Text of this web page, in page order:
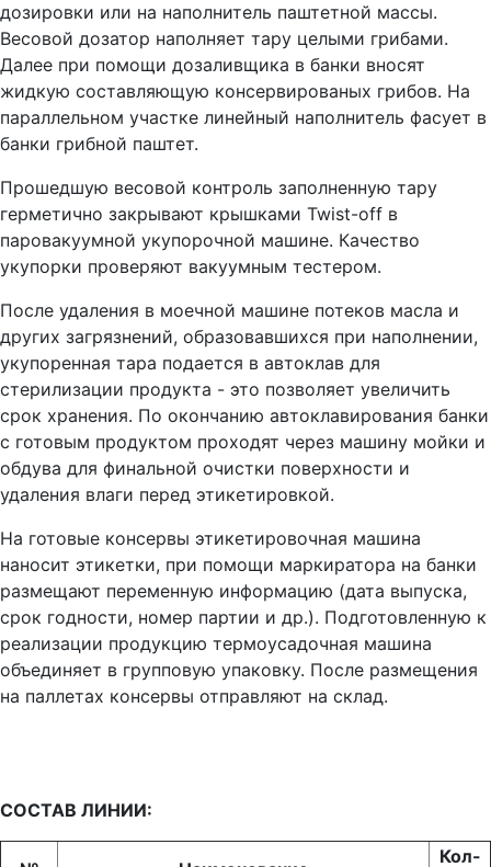
дозировки или на наполнитель паштетной массы.
Весовой дозатор наполняет тару целыми грибами.
Далее при помощи дозаливщика в банки вносят
жидкую составляющую консервированых грибов. На
параллельном участке линейный наполнитель фасует в
банки грибной паштет.
Прошедшую весовой контроль заполненную тару
герметично закрывают крышками Twist-off в
паровакуумной укупорочной машине. Качество
укупорки проверяют вакуумным тестером.
После удаления в моечной машине потеков масла и
других загрязнений, образовавшихся при наполнении,
укупоренная тара подается в автоклав для
стерилизации продукта - это позволяет увеличить
срок хранения. По окончанию автоклавирования банки
с готовым продуктом проходят через машину мойки и
обдува для финальной очистки поверхности и
удаления влаги перед этикетировкой.
На готовые консервы этикетировочная машина
наносит этикетки, при помощи маркиратора на банки
размещают переменную информацию (дата выпуска,
срок годности, номер партии и др.). Подготовленную к
реализации продукцию термоусадочная машина
объединяет в групповую упаковку. После размещения
на паллетах консервы отправляют на склад.
СОСТАВ ЛИНИИ:
Кол-